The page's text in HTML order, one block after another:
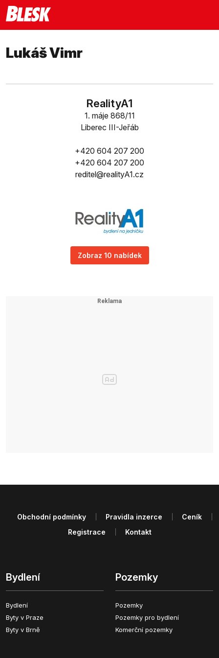
Lukáš Vimr
RealityA1
1. máje 868/11
Liberec III-Jeřáb
+420 604 207 200
+420 604 207 200
reditel@realityA1.cz
Zobraz 10 nabídek
Bydlení
Bydlení
Byty v Praze
Byty v Brně
Pozemky
Pozemky
Pozemky pro bydlení
Komerční pozemky
Obchodní podmínky Pravidla inzerce
Ceník
Registrace
Kontakt